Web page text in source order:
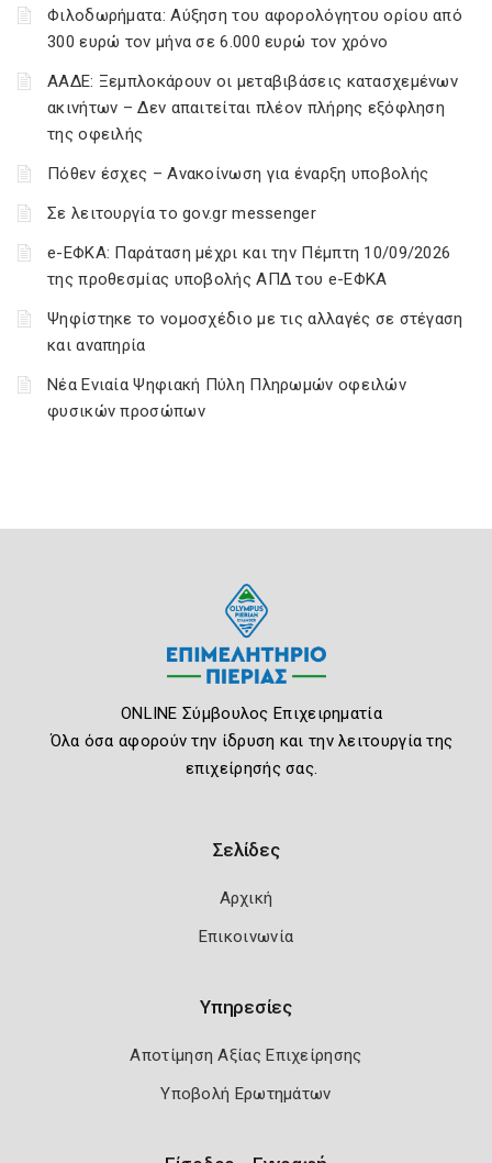
Φιλοδωρήματα: Αύξηση του αφορολόγητου ορίου από
300 ευρώ τον μήνα σε 6.000 ευρώ τον χρόνο
ΑΑΔΕ: Ξεμπλοκάρουν οι μεταβιβάσεις κατασχεμένων
ακινήτων – Δεν απαιτείται πλέον πλήρης εξόφληση
της οφειλής
Πόθεν έσχες – Ανακοίνωση για έναρξη υποβολής
Σε λειτουργία το gov.gr messenger
e-ΕΦΚΑ: Παράταση μέχρι και την Πέμπτη 10/09/2026
της προθεσμίας υποβολής ΑΠΔ του e-ΕΦΚΑ
Ψηφίστηκε το νομοσχέδιο με τις αλλαγές σε στέγαση
και αναπηρία
Νέα Ενιαία Ψηφιακή Πύλη Πληρωμών οφειλών
φυσικών προσώπων
ONLINE Σύμβουλος Επιχειρηματία
Όλα όσα αφορούν την ίδρυση και την λειτουργία της
επιχείρησής σας.
Σελίδες
Αρχική
Επικοινωνία
Υπηρεσίες
Αποτίμηση Αξίας Επιχείρησης
Υποβολή Ερωτημάτων